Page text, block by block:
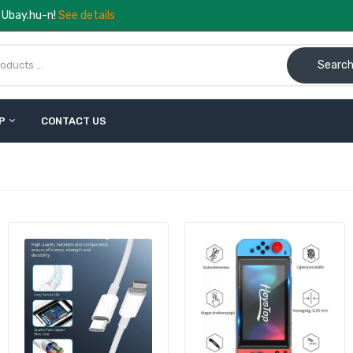
n! See details
Search
26.670 Ft
28.990 Ft
Kayinow multifunkciós rádió fekete
16.790 Ft 25.990 Ft
CONTACT US